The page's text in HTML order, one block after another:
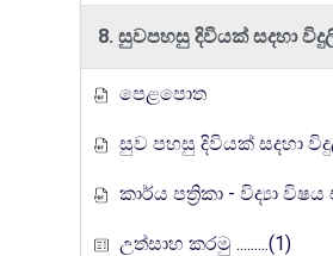
8. සුවපහසු දිවියක් සදහා
පෙළපොත
සුව පහසු දිවියක් සදහා
කාර්ය පත්‍රිකා - විද්‍යා විෂය ඒකක සංවර්ධන වැඩසටහන, මතුගම
උත්සාහ කරමු .........(1)